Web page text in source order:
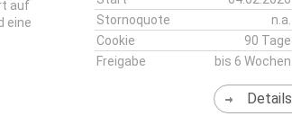
auf
eine
Stornoquote
n.a.
Cookie
90 Tage
Freigabe
bis 6 Wochen
Details